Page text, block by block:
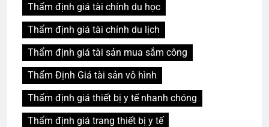
Thẩm định giá tài chính du học
Thẩm định giá tài chính du lịch
Thẩm định giá tài sản mua sắm công
Thẩm Định Giá tài sản vô hình
Thẩm định giá thiết bị y tế nhanh chóng
Thẩm định giá trang thiết bị y tế